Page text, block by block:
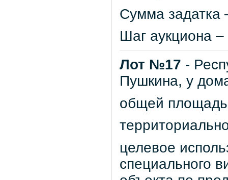
Сумма задатка
Шаг аукциона
Лот №17 -
Пушкина, у
общей
целевое
специального